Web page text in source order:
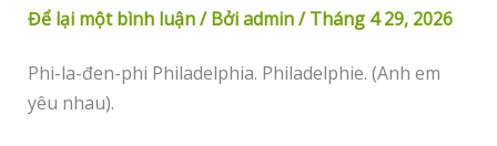
Để lại một bình luận/ Bởiadmin/Tháng 4 29, 2026
Phi-la-đen-phi Philadelphia. Philadelphie. (Anh em
yêu nhau).